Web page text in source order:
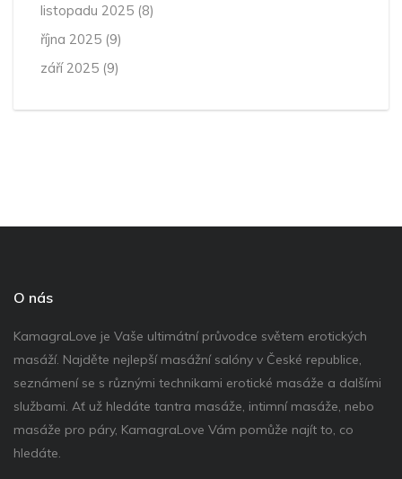
listopadu 2025 (8)
října 2025 (9)
září 2025 (9)
O nás
KamagraLove je Vaše ultimátní průvodce světem erotických
masáží. Najděte nejlepší masážní salóny v České republice,
seznámení se s různými technikami erotické masáže a dalšími
službami. Ať už hledáte tantra masáže, intimní masáže, nebo
masáže pro páry, KamagraLove Vám pomůže najít to, co
hledáte.